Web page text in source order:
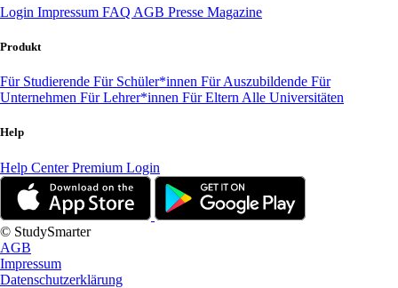
Login Impressum FAQ AGB Presse Magazine
Produkt
Für Studierende Für Schüler*innen Für Auszubildende Für
Unternehmen Für Lehrer*innen Für Eltern Alle Universitäten
Help
Help CenterPremium Login
© StudySmarter
AGB
Impressum
Datenschutzerklärung